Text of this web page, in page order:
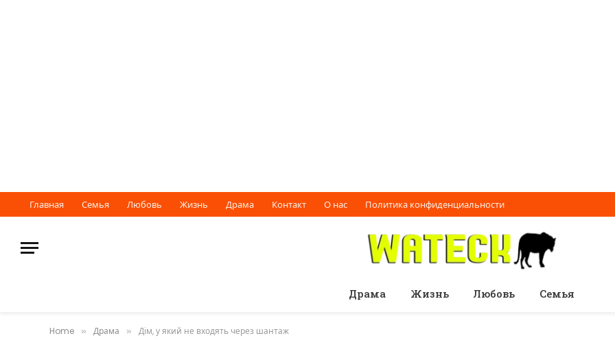
Главная Семья Любовь Жизнь Драма Контакт О нас Политика конфиденциальности
Драма Жизнь Любовь Семья
Home » Драма » Дім, у який не входять через шантаж